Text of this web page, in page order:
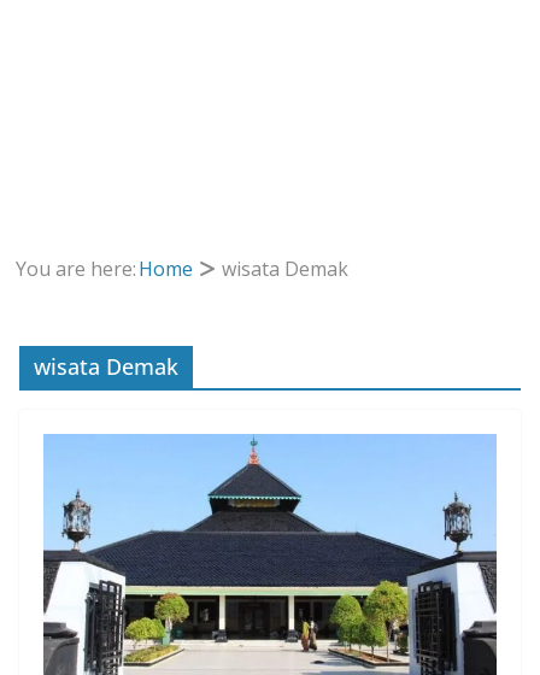
You are here:Home wisata Demak
wisata Demak